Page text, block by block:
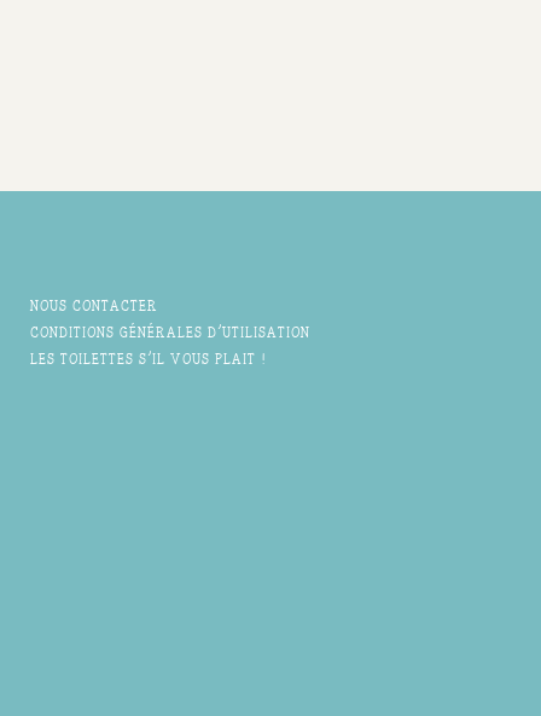
NOUS CONTACTER
CONDITIONS GÉNÉRALES D'UTILISATION
LES TOILETTES S'IL VOUS PLAIT !